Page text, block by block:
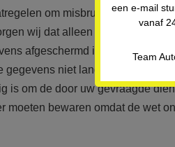
om misbruik van en
wij dat alleen noodzakelijke
afgeschermd is en dat onze
niet langer dan
is om de door uw gevraagde
moeten bewaren omdat de wet
een e-mail
vanaf
Team